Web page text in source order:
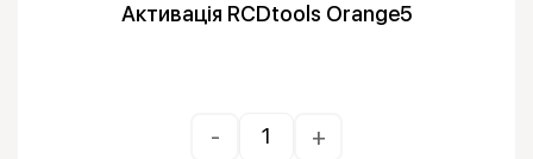
Активація RCDtools Orange5
- +